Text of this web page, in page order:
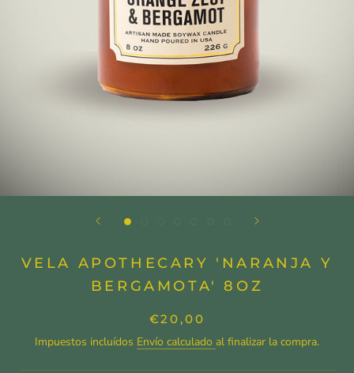
VELA APOTHECARY 'NARANJA Y
BERGAMOTA' 8OZ
€20,00
Impuestos incluídos Envío calculado al finalizar la compra.